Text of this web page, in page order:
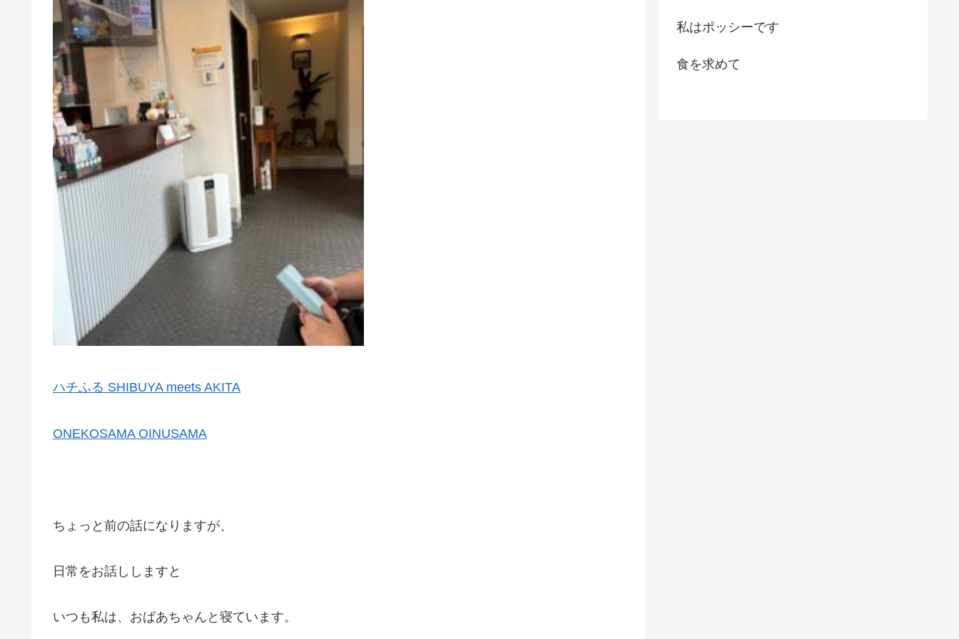
ハチふる SHIBUYA meets AKITA
ONEKOSAMA OINUSAMA
ちょっと前の話になりますが、
日常をお話ししますと
いつも私は、おばあちゃんと寝ています。
私はポッシーです
食を求めて